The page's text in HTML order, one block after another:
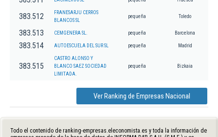
383.512
FRANESARJU CERROS
BLANCOS SL
pequeña Toledo
383.513 CEMGENERA SL. pequeña Barcelona
383.514 AUTOESCUELA DEL SUR SL pequeña Madrid
383.515
CASTRO ALONSO Y
BLANCO SAEZ SOCIEDAD
LIMITADA.
pequeña Bizkaia
Ver Ranking de Empresas Nacional
Todo el contenido de ranking-empresas.eleconomista.es y toda la información de